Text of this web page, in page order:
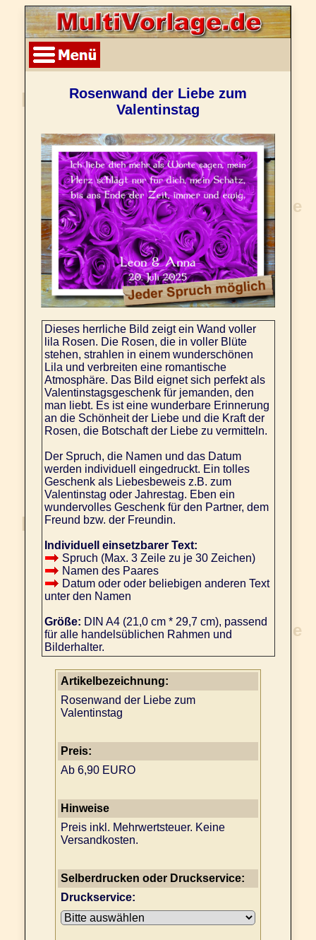
Rosenwand der Liebe zum
Valentinstag
Dieses herrliche Bild zeigt ein Wand voller
lila Rosen. Die Rosen, die in voller Blüte
stehen, strahlen in einem wunderschönen
Lila und verbreiten eine romantische
Atmosphäre. Das Bild eignet sich perfekt als
Valentinstagsgeschenk für jemanden, den
man liebt. Es ist eine wunderbare Erinnerung
an die Schönheit der Liebe und die Kraft der
Rosen, die Botschaft der Liebe zu vermitteln.
Der Spruch, die Namen und das Datum
werden individuell eingedruckt. Ein tolles
Geschenk als Liebesbeweis z.B. zum
Valentinstag oder Jahrestag. Eben ein
wundervolles Geschenk für den Partner, dem
Freund bzw. der Freundin.
Individuell einsetzbarer Text:
Spruch (Max. 3 Zeile zu je 30 Zeichen)
Namen des Paares
Datum oder oder beliebigen anderen Text
unter den Namen
Größe: DIN A4 (21,0 cm * 29,7 cm), passend
für alle handelsüblichen Rahmen und
Bilderhalter.
Artikelbezeichnung:
Rosenwand der Liebe zum
Valentinstag
Preis:
Ab 6,90 EURO
Hinweise
Preis inkl. Mehrwertsteuer. Keine
Versandkosten.
Selberdrucken oder Druckservice:
Druckservice: